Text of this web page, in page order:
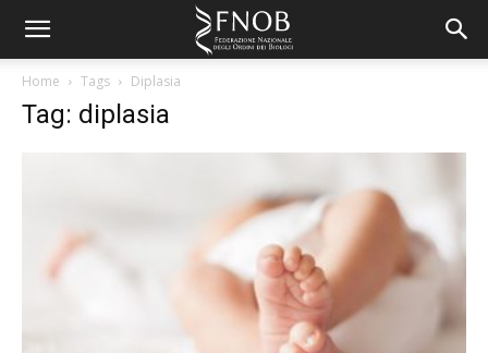
Home Tags Diplasia
Tag: diplasia